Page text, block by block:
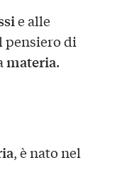
e alle
pensiero di
materia.
, è nato nel